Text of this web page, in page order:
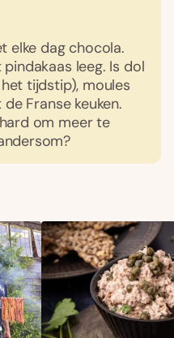
elke dag chocola.
leeg. Is dol
tijdstip), moules
Franse keuken.
om meer te